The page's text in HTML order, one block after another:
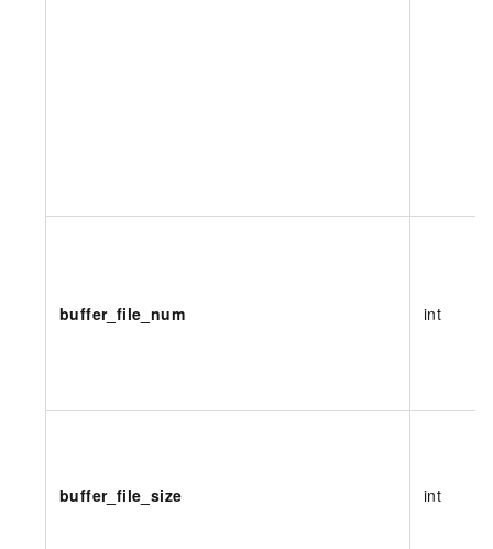
buffer_file_num int
buffer_file_size int